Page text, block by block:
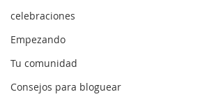
celebraciones
Empezando
Tu comunidad
Consejos para bloguear
Actualizado: